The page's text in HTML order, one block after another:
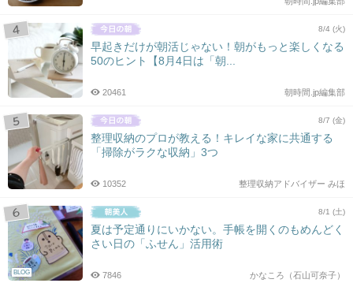
8/4 (火)
早起きだけが朝活じゃない！朝がもっと楽しくなる
50のヒント【8月4日は「朝...
朝時間.jp編集部
20461
8/7 (金)
整理収納のプロが教える！キレイな家に共通する
「掃除がラクな収納」3つ
整理収納アドバイザー みほ
10352
BLOG
8/1 (土)
夏は予定通りにいかない。手帳を開くのもめんどく
さい日の「ふせん」活用術
かなころ（石山可奈子）
7846